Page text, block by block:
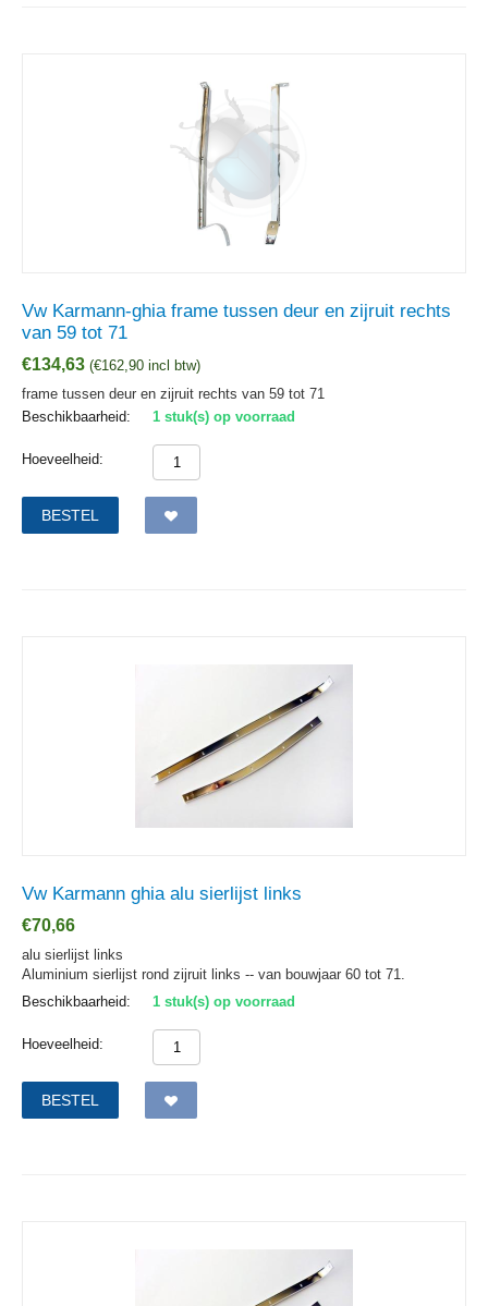
Vw Karmann-ghia frame tussen deur en zijruit rechts
van 59 tot 71
€134,63 (€162,90 incl btw)
frame tussen deur en zijruit rechts van 59 tot 71
Beschikbaarheid:
1 stuk(s) op voorraad
Hoeveelheid:
BESTEL
Vw Karmann ghia alu sierlijst links
€70,66
alu sierlijst links
Aluminium sierlijst rond zijruit links -- van bouwjaar 60 tot 71.
Beschikbaarheid:
1 stuk(s) op voorraad
Hoeveelheid:
BESTEL